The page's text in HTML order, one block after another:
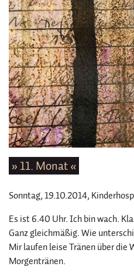
» 11. Monat «
Sonntag, 19.10.2014,
Es ist 6.40 Uhr. Ich bin wach.
Ganz gleichmäßig. Wie
Mir laufen leise Tränen über die
Morgentränen.